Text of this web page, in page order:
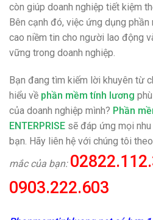
còn giúp doanh nghiệp tiết kiệm
Bên cạnh đó, việc ứng dụng
cao niềm tin cho người lao động
vững trong doanh nghiệp.
Bạn đang tìm kiếm lời khuyên từ
hiểu về phần mềm tính lương
của doanh nghiệp mình? Phần
ENTERPRISE sẽ đáp ứng mọi
bạn. Hãy liên hệ với chúng tôi
mắc của bạn:
0903.222.603